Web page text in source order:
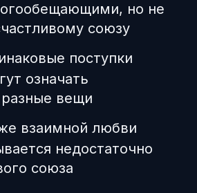
но не
союзу
поступки
означать
вещи
взаимной любви
недостаточно
союза